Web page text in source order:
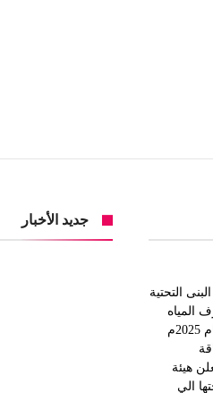
البنى التحتية
المياه
إدارة الشراء والتعاقد إعلان عطاء (6) للعام 2025م
هيئة
الي
جديد الأخبار